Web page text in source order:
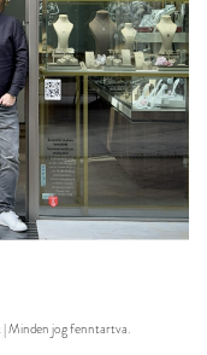
Minden jog fenntartva.